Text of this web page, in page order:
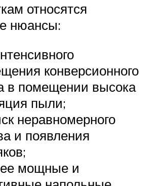
относятся
нюансы:
конверсионного
в помещении высока
пыли;
неравномерного
и появления
мощные и